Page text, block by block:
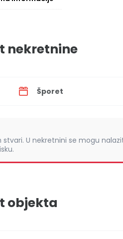
nekretnine
Šporet
stvari. U nekretnini se mogu
objekta